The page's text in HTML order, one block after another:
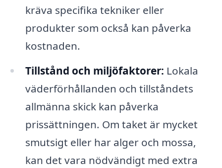
kräva specifika tekniker eller
produkter som också kan påverka
kostnaden.
Tillstånd och miljöfaktorer: Lokala
väderförhållanden och tillståndets
allmänna skick kan påverka
prissättningen. Om taket är mycket
smutsigt eller har alger och mossa,
kan det vara nödvändigt med extra